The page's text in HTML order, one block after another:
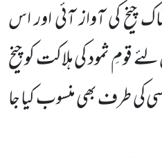
چیخ کی آواز آئی اور اس
قومِ ثمود کی ہلاکت کو چیخ
کی طرف بھی منسوب کیا جا